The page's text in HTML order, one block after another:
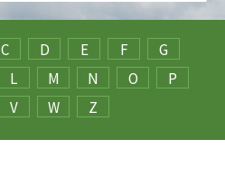
C D E F
G
L M N O
P
V W Z